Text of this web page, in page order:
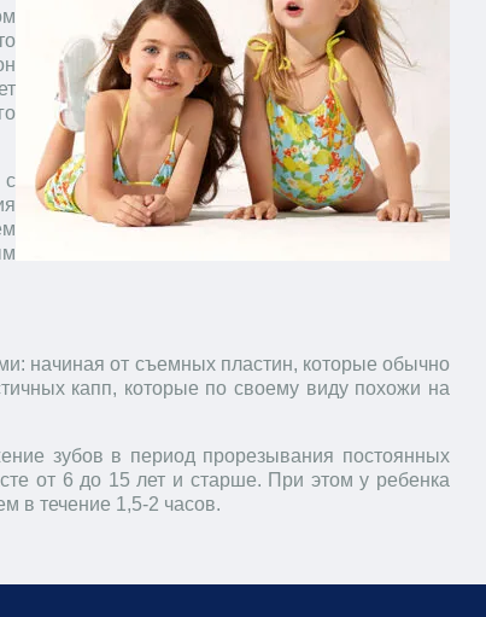
с
начиная от съемных пластин, которые обычно
капп, которые по своему виду похожи на
зубов в период прорезывания постоянных
от 6 до 15 лет и старше. При этом у ребенка
в течение 1,5-2 часов.